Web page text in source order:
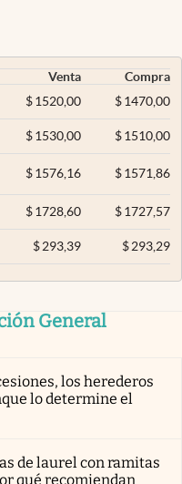
Venta
Compra
$ 1520,00 $1470,00
$ 1530,00 $1510,00
$ 1576,16 $1571,86
$ 1728,60 $1727,57
$ 293,39 $293,29
General
los herederos
lo determine el
de laurel con ramitas
qué recomiendan